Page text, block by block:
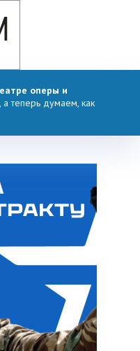
оперы и
а теперь думаем, как